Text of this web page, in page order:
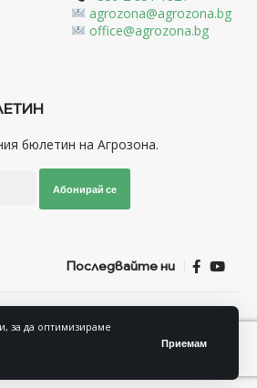
за да оптимизираме
Приемам
agrozona@agrozona.bg
office@agrozona.bg
бюлетин на Агрозона.
Абонирай се
Последвайте ни
2025 Всички права запазени
за защита на личните данни